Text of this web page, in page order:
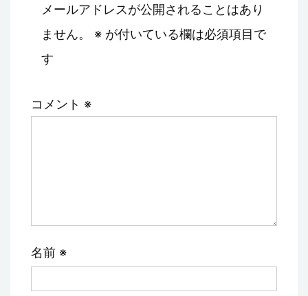
メールアドレスが公開されることはあり
ません。
※ が付いている欄は必須項目で
す
コメント ※
名前 ※